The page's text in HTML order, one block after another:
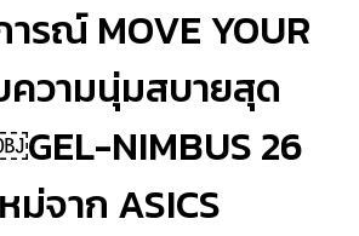
รณ์ MOVE YOUR
ความนุ่มสบายสุด
NIMBUS 26
ม่จาก ASICS